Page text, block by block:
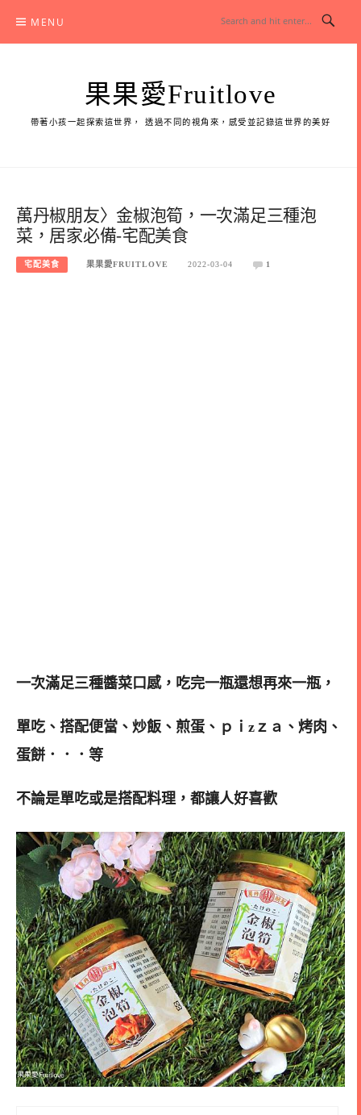
content
MENU
果果愛Fruitlove
帶著小孩一起探索這世界， 透過不同的視角來，感受並記錄這世界的美好
萬丹椒朋友〉金椒泡筍，一次滿足三種泡
菜，居家必備-宅配美食
宅配美食 果果愛FRUITLOVE 2022-03-04 1
一次滿足三種醬菜口感，吃完一瓶還想再來一瓶，
單吃、搭配便當、炒飯、煎蛋、ｐｉzｚａ、烤肉、
蛋餅．．．等
不論是單吃或是搭配料理，都讓人好喜歡